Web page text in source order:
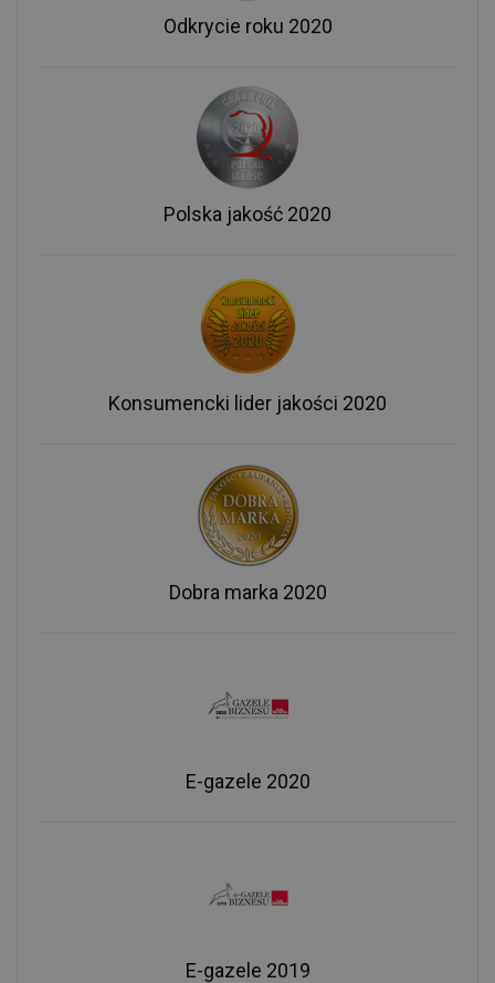
Odkrycie roku 2020
Polska jakość 2020
Konsumencki lider jakości 2020
Dobra marka 2020
E-gazele 2020
E-gazele 2019